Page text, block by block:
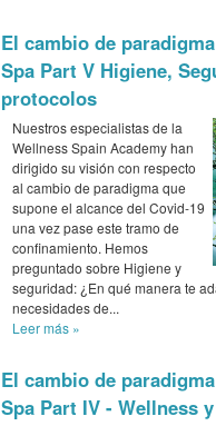
El cambio de
Spa Part V Higiene,
protocolos
Nuestros especialistas de la
Wellness Spain Academy han
dirigido su visión con respecto
al cambio de paradigma que
supone el alcance del Covid-19
una vez pase este tramo de
confinamiento. Hemos
preguntado sobre Higiene y
seguridad: ¿En qué manera te
necesidades de...
Leer más »
El cambio de
Spa Part IV - Wellness